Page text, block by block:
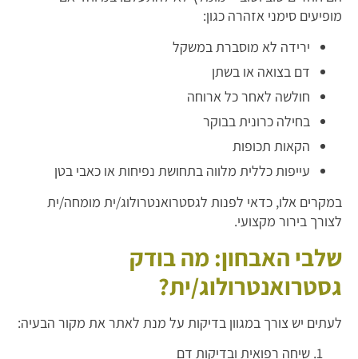
מופיעים סימני אזהרה כגון:
ירידה לא מוסברת במשקל
דם בצואה או בשתן
חולשה לאחר כל ארוחה
בחילה כרונית בבוקר
הקאות תכופות
עייפות כללית מלווה בתחושת נפיחות או כאבי בטן
במקרים אלו, כדאי לפנות לגסטרואנטרולוג/ית מומחה/ית
לצורך בירור מקצועי.
שלבי האבחון: מה בודק
גסטרואנטרולוג/ית?
לעתים יש צורך במגוון בדיקות על מנת לאתר את מקור הבעיה:
שיחה רפואית ובדיקות דם